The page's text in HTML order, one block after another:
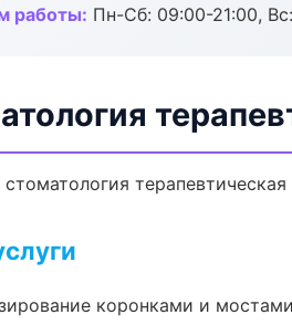
работы: Пн-Сб: 09:00-21:00,
стоматология
коронками и мостами